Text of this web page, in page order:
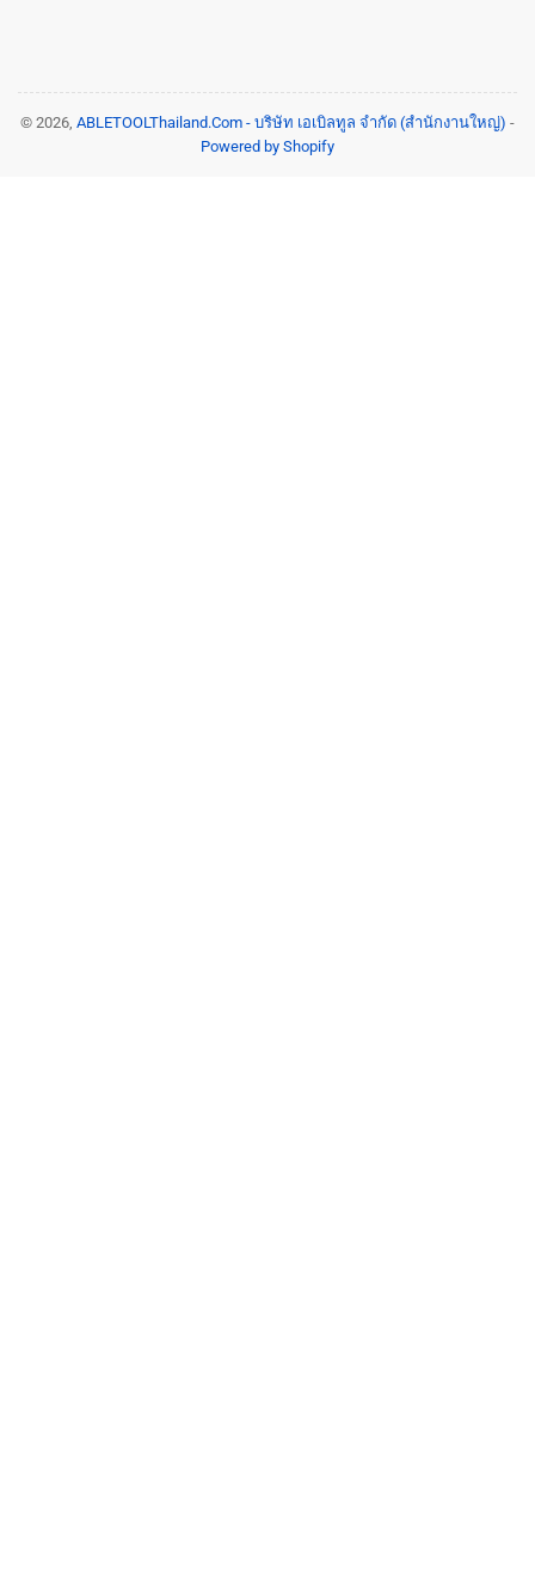
© 2026, ABLETOOLThailand.Com - บริษัท เอเบิลทูล จำกัด (สำนักงานใหญ่) -
Powered by Shopify